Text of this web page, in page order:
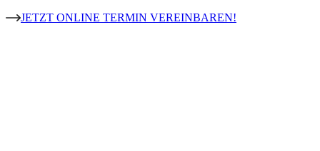
JETZT ONLINE TERMIN VEREINBAREN!